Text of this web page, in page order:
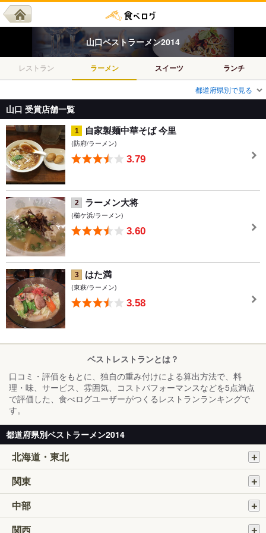
山口ベストラーメン2014
レストラン ラーメン スイーツ ランチ
都道府県別で見る
山口 受賞店舗一覧
1 自家製麺中華そば 今里
(防府/ラーメン)
3.79
2 ラーメン大将
(櫛ケ浜/ラーメン)
3.60
3 はた満
(東萩/ラーメン)
3.58
ベストレストランとは？
口コミ・評価をもとに、独自の重み付けによる算出方法で、料
理・味、サービス、雰囲気、コストパフォーマンスなどを5点満点
で評価した、食べログユーザーがつくるレストランランキングで
す。
都道府県別ベストラーメン2014
北海道・東北
関東
中部
関西